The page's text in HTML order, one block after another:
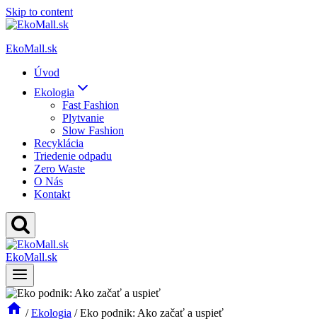
Skip to content
EkoMall.sk
Úvod
Ekologia
Fast Fashion
Plytvanie
Slow Fashion
Recyklácia
Triedenie odpadu
Zero Waste
O Nás
Kontakt
EkoMall.sk
/ Ekologia / Eko podnik: Ako začať a uspieť